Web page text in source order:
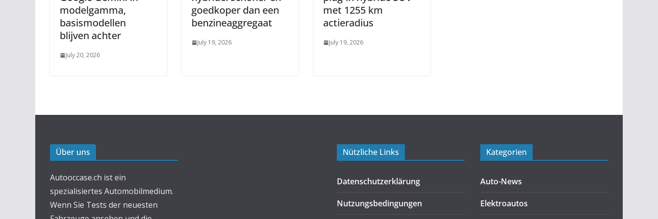
modelgamma,
basismodellen
blijven achter
July 20, 2026
goedkoper dan een
benzineaggregaat
July 19, 2026
met 1255 km
actieradius
July 19, 2026
Über uns
Autooccase.ch ist ein
spezialisiertes Automobilmedium.
Wenn Sie Tests der neuesten
Nützliche Links
Datenschutzerklärung
Nutzungsbedingungen
Kategorien
Auto-News
Elektroautos